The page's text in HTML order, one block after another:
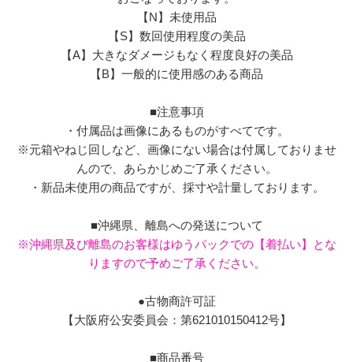
【N】未使用品
【S】数回使用程度の美品
【A】大きなダメージもなく程度良好の美品
【B】一般的に使用感のある商品
■注意事項
・付属品は画像にあるものがすべてです。
※元箱やねじ回しなど、画像にない場合は付属しておりませ
んので、あらかじめご了承ください。
・新品未使用の商品ですが、採寸や計量しております。
■沖縄県、離島への発送について
※沖縄県及び離島のお客様はゆうパックでの【着払い】とな
りますので予めご了承ください。
●古物商許可証
【大阪府公安委員会：第621010150412号】
■商品番号